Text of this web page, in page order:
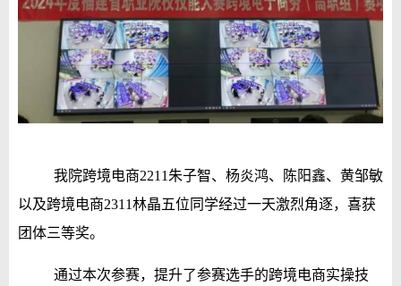
我院跨境电商2211朱子智、杨炎鸿、陈阳鑫、黄邹敏
以及跨境电商2311林晶五位同学经过一天激烈角逐，喜获
团体三等奖。
通过本次参赛，提升了参赛选手的跨境电商实操技